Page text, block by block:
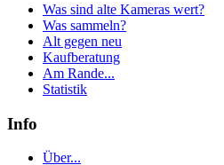
Was sind alte Kameras wert?
Was sammeln?
Alt gegen neu
Kaufberatung
Am Rande...
Statistik
Info
Über...